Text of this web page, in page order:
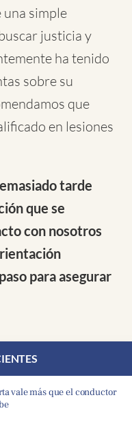
una simple
justicia y
ha tenido
sobre su
que
en lesiones
tarde
que se
con nosotros
para asegurar
vale más que el conductor